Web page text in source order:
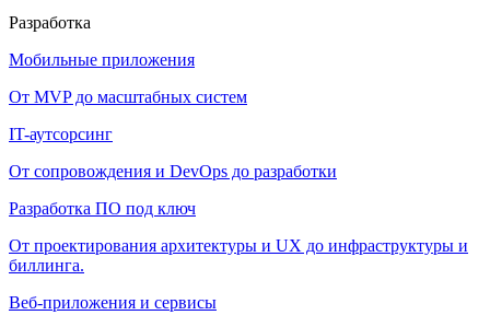
Разработка
Мобильные приложения
От MVP до масштабных систем
IT-аутсорсинг
От сопровождения и DevOps до разработки
Разработка ПО под ключ
От проектирования архитектуры и UX до инфраструктуры и
биллинга.
Веб-приложения и сервисы